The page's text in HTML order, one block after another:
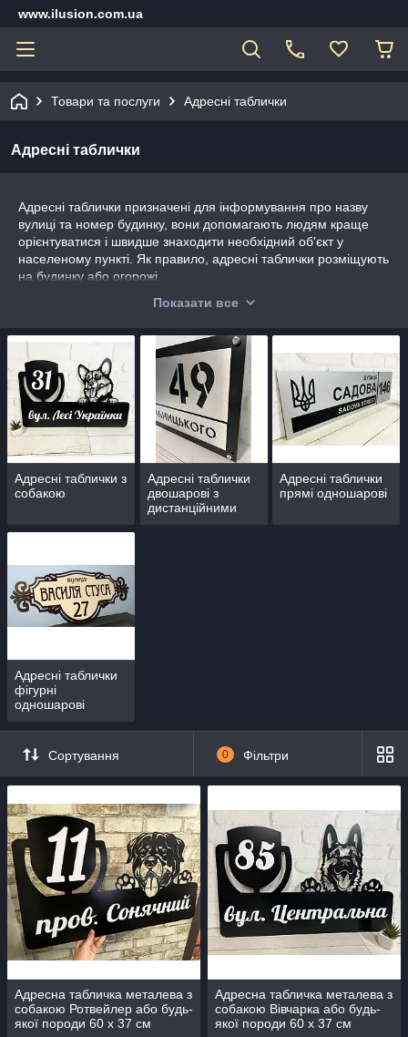
www.ilusion.com.ua
Товари та послуги Адресні таблички
Адресні таблички
Адресні таблички призначені для інформування про назву
вулиці та номер будинку, вони допомагають людям краще
орієнтуватися і швидше знаходити необхідний об'єкт у
населеному пункті. Як правило, адресні таблички розміщують
на будинку або огорожі.
Номери будинків, вивіски та адресні таблички, виготовлені з
стильних. Композитні таблички завжди мають стильний та
солідний вигляд, будучи оригінальним рішенням для того, хто
бажає яскраво заявити про себе.
Показати все
Адресні таблички з
собакою
Адресні таблички
двошарові з
дистанційними
Адресні таблички
прямі одношарові
Адресні таблички
фігурні
одношарові
Сортування 0 Фільтри
Адресна табличка металева з
собакою Ротвейлер або будь-
якої породи 60 х 37 см
Адресна табличка металева з
собакою Вівчарка або будь-
якої породи 60 х 37 см